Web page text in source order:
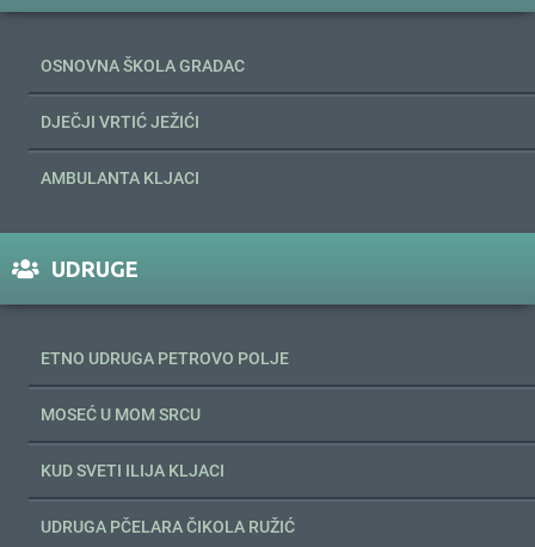
OSNOVNA ŠKOLA GRADAC
DJEČJI VRTIĆ JEŽIĆI
AMBULANTA KLJACI
UDRUGE
ETNO UDRUGA PETROVO POLJE
MOSEĆ U MOM SRCU
KUD SVETI ILIJA KLJACI
UDRUGA PČELARA ČIKOLA RUŽIĆ